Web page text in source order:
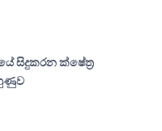
සිදුකරන ක්ෂේත්‍ර